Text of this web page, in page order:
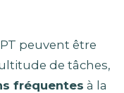
peuvent être
de tâches,
fréquentes à la